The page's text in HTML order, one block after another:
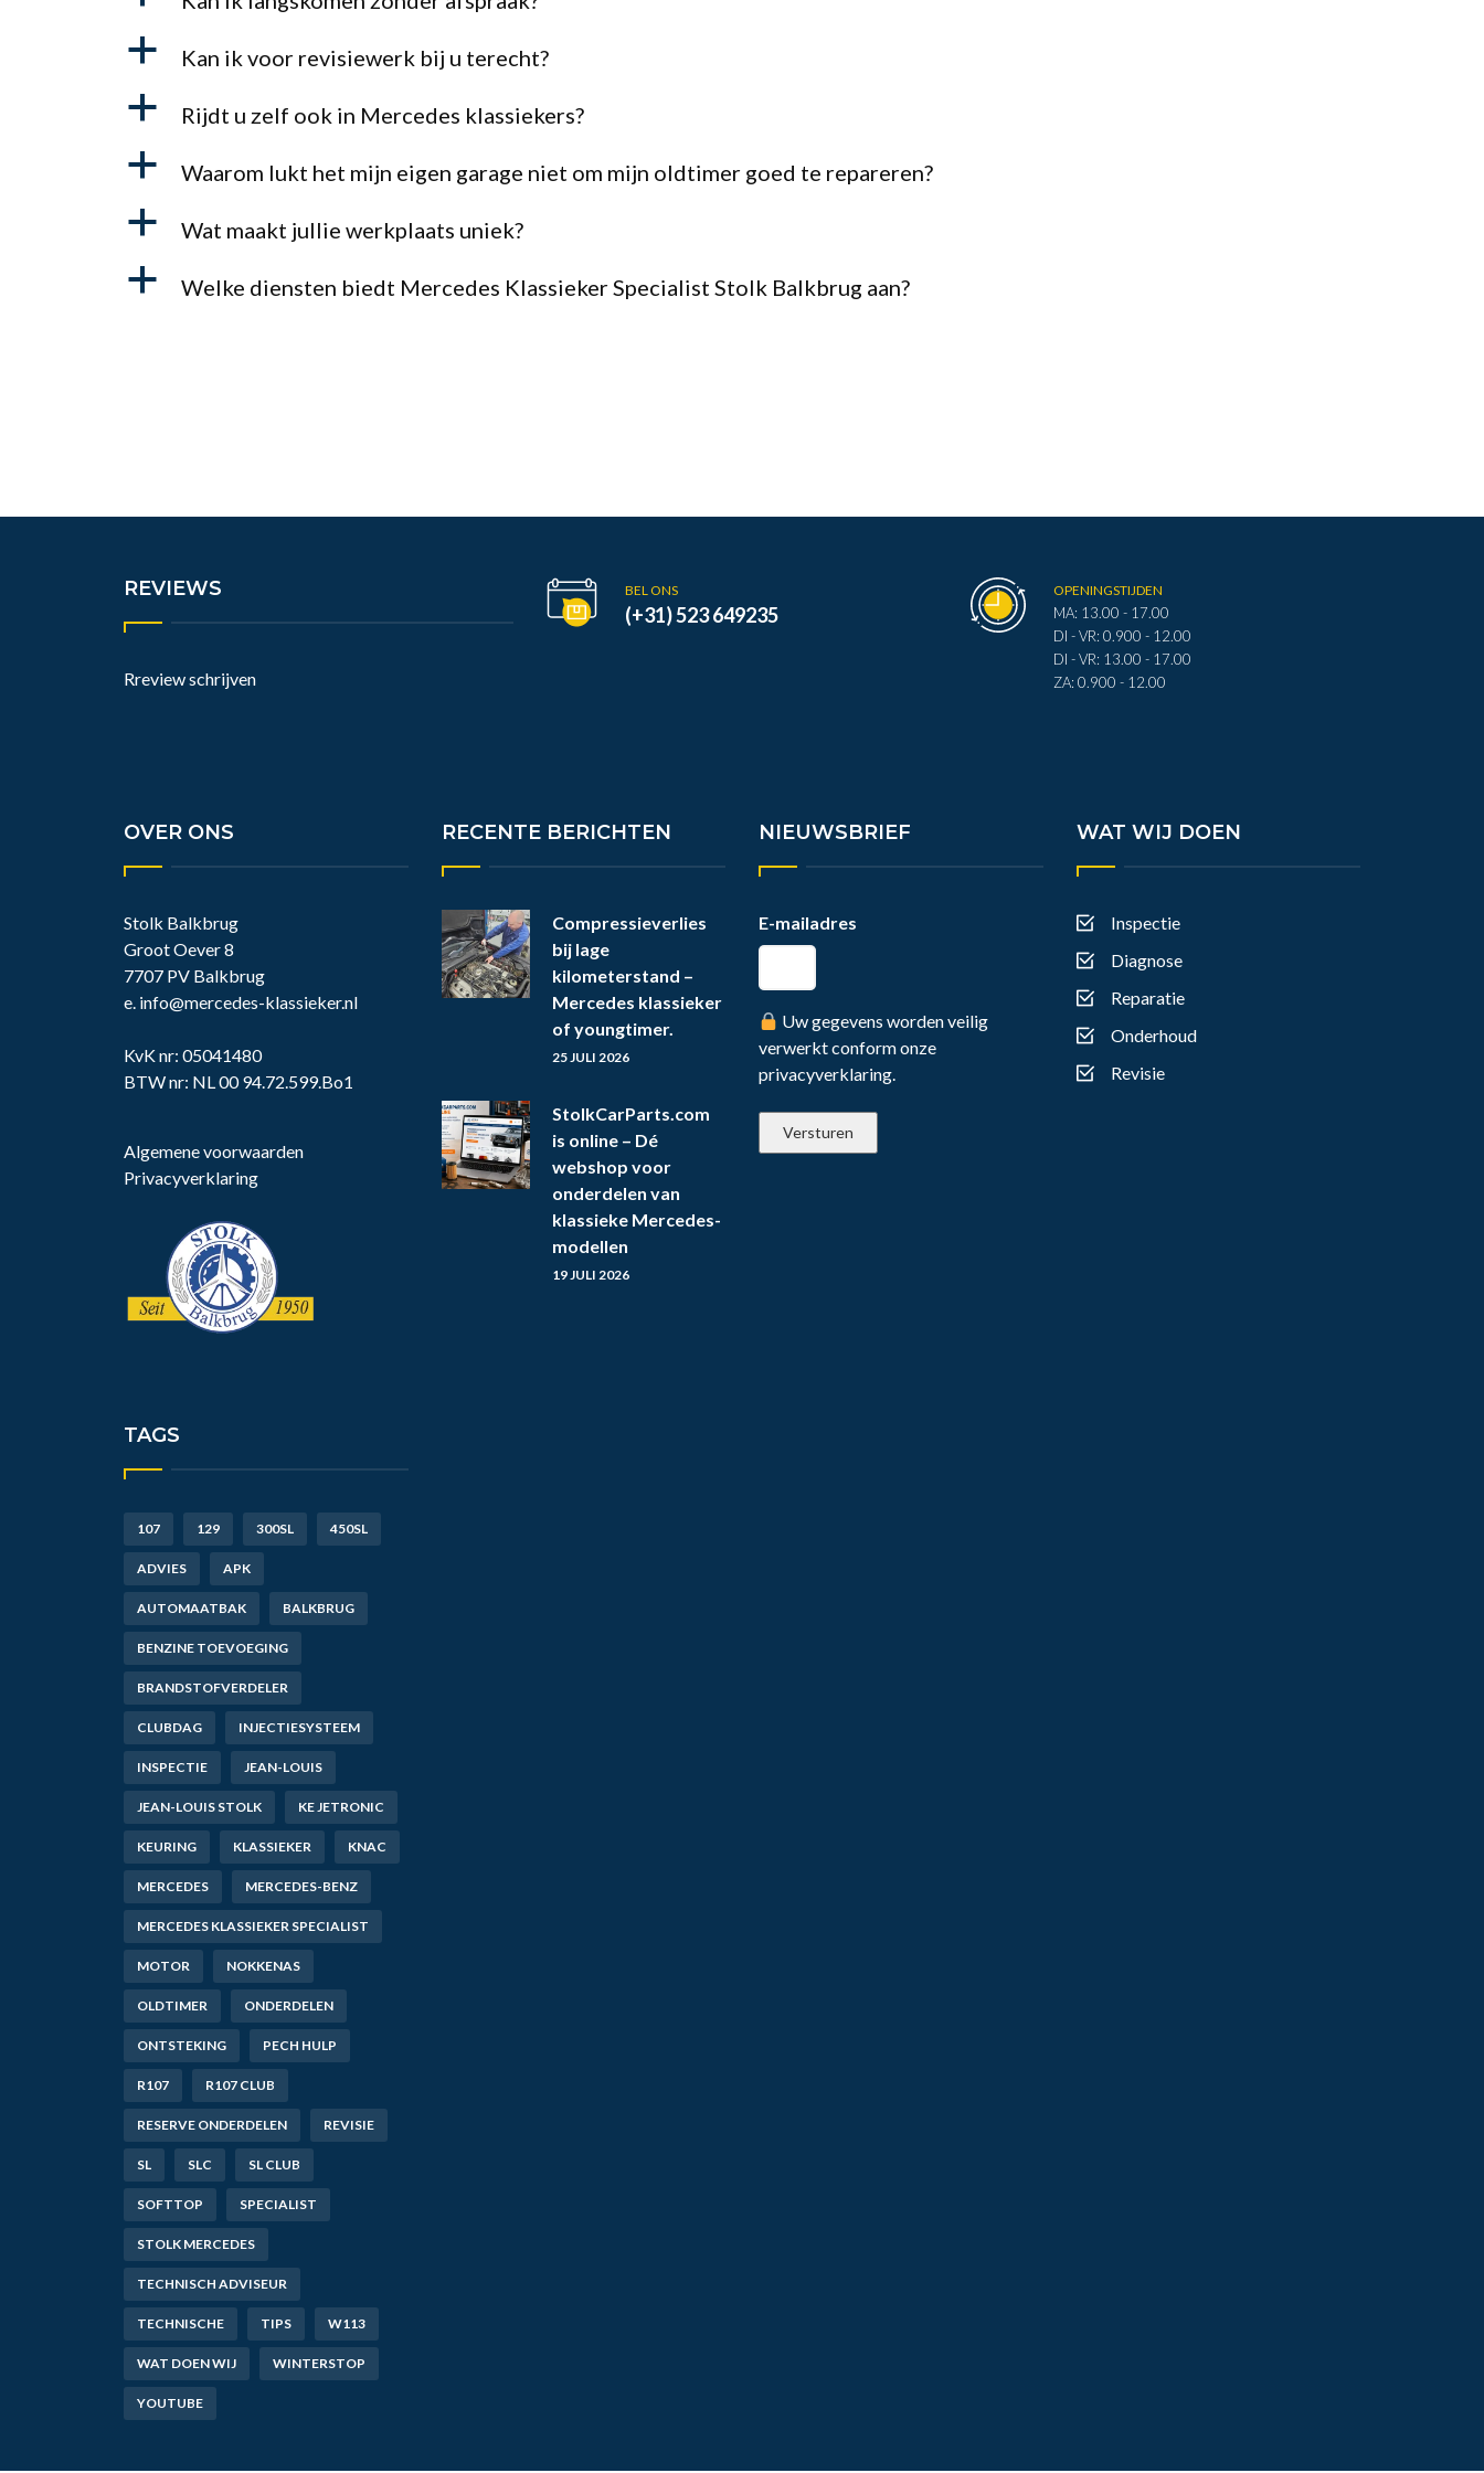
a Kan ik voor revisiewerk bij u terecht?
a Rijdt u zelf ook in Mercedes klassiekers?
a Waarom lukt het mijn eigen garage niet om mijn oldtimer goed te repareren?
a Wat maakt jullie werkplaats uniek?
a Welke diensten biedt Mercedes Klassieker Specialist Stolk Balkbrug aan?
REVIEWS
Rreview schrijven
BEL ONS
(+31) 523 649235
OPENINGSTIJDEN
MA: 13.00 - 17.00
DI - VR: 0.900 - 12.00
DI - VR: 13.00 - 17.00
ZA: 0.900 - 12.00
OVER ONS
Stolk Balkbrug
Groot Oever 8
7707 PV Balkbrug
e. info@mercedes-klassieker.nl
KvK nr: 05041480
BTW nr: NL 00 94.72.599.Bo1
Algemene voorwaarden
Privacyverklaring
RECENTE BERICHTEN
Compressieverlies
bij lage
kilometerstand –
Mercedes klassieker
of youngtimer.
25 JULI 2026
StolkCarParts.com
is online – Dé
webshop voor
onderdelen van
klassieke Mercedes-
modellen
19 JULI 2026
NIEUWSBRIEF
E-mailadres
Uw gegevens worden veilig
verwerkt conform onze
privacyverklaring.
WAT WIJ DOEN
Inspectie
Diagnose
Reparatie
Onderhoud
Revisie
TAGS
107 129 300SL 450SL
ADVIES APK
AUTOMAATBAK BALKBRUG
BENZINE TOEVOEGING
BRANDSTOFVERDELER
CLUBDAG INJECTIESYSTEEM
INSPECTIE JEAN-LOUIS
JEAN-LOUIS STOLK KE JETRONIC
KEURING KLASSIEKER KNAC
MERCEDES MERCEDES-BENZ
MERCEDES KLASSIEKER SPECIALIST
MOTOR NOKKENAS
OLDTIMER ONDERDELEN
ONTSTEKING PECH HULP
R107 R107 CLUB
RESERVE ONDERDELEN REVISIE
SL SLC SL CLUB
SOFTTOP SPECIALIST
STOLK MERCEDES
TECHNISCH ADVISEUR
TECHNISCHE TIPS W113
WAT DOEN WIJ WINTERSTOP
YOUTUBE